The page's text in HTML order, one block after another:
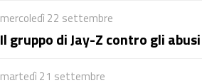
mercoledì 22 settembre
Il gruppo di Jay-Z contro gli
martedì 21 settembre